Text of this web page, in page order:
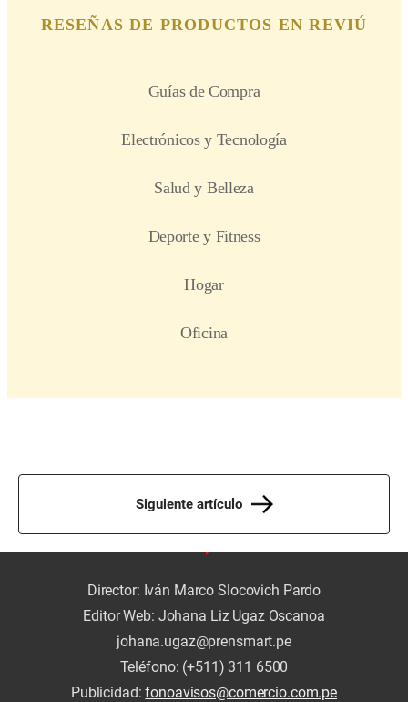
Siguiente artículo
Director: Iván Marco Slocovich Pardo
Editor Web: Johana Liz Ugaz Oscanoa
johana.ugaz@prensmart.pe
Teléfono: (+511) 311 6500
Publicidad:fonoavisos@comercio.com.pe